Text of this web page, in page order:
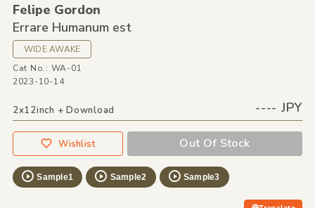
Felipe Gordon
Errare Humanum est
WIDE AWAKE
Cat No.: WA-01
2023-10-14
2x12inch + Download ---- JPY
Wishlist Out Of Stock
Sample1 Sample2 Sample3